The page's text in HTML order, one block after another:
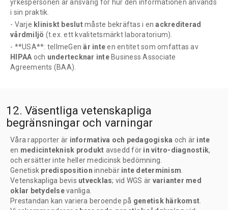
yrkespersonen är ansvarig för hur den informationen används
i sin praktik.
- Varje kliniskt beslutmåste bekräftas i enackrediterad
vårdmiljö (t.ex. ett kvalitetsmärkt laboratorium).
- **USA**: tellmeGenär inteen entitet som omfattas av
HIPAA och undertecknar inteBusiness Associate
Agreements (BAA).
12. Väsentliga vetenskapliga
begränsningar och varningar
Våra rapporter är informativa och pedagogiska och är inte
en medicinteknisk produkt avsedd för in vitro-diagnostik,
och ersätter inte heller medicinsk bedömning.
Genetisk predisposition innebär inte determinism.
Vetenskapliga bevis utvecklas; vid WGS är varianter med
oklar betydelsevanliga.
Prestandan kan variera beroende på genetisk härkomst.